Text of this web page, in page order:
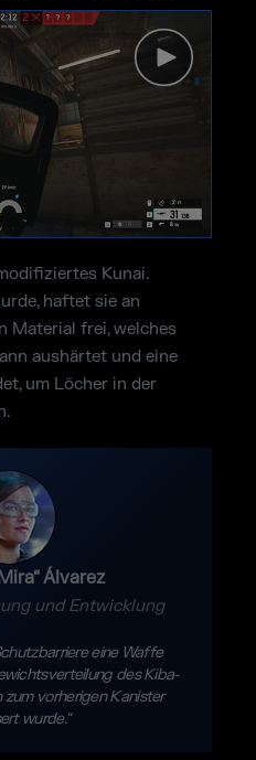
Álvarez
und Entwicklung
eine Waffe
des Kiba-
zum vorherigen Kanister
wurde.“
Kunai.
haftet sie an
Material frei, welches
aushärtet und eine
um Löcher in der